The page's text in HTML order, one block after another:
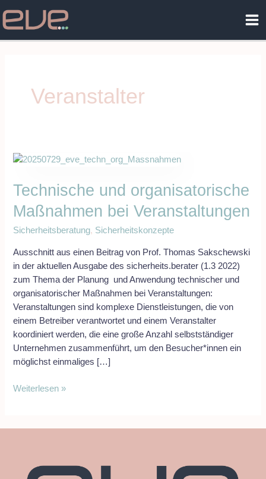
Inhalt
Veranstalter
Technische und organisatorische
Maßnahmen bei Veranstaltungen
Sicherheitsberatung, Sicherheitskonzepte
Ausschnitt aus einen Beitrag von Prof. Thomas Sakschewski
in der aktuellen Ausgabe des sicherheits.berater (1.3 2022)
zum Thema der Planung und Anwendung technischer und
organisatorischer Maßnahmen bei Veranstaltungen:
Veranstaltungen sind komplexe Dienstleistungen, die von
einem Betreiber verantwortet und einem Veranstalter
koordiniert werden, die eine große Anzahl selbstständiger
Unternehmen zusammenführt, um den Besucher*innen ein
möglichst einmaliges […]
Technische
organisatorische
bei
Veranstaltungen
Weiterlesen »